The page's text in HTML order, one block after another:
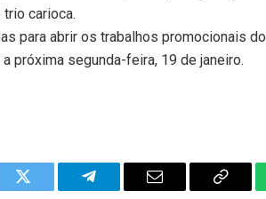
carioca.
para abrir os trabalhos promocionais do
próxima segunda-feira, 19 de janeiro.
Twitter Telegram Email
Copy